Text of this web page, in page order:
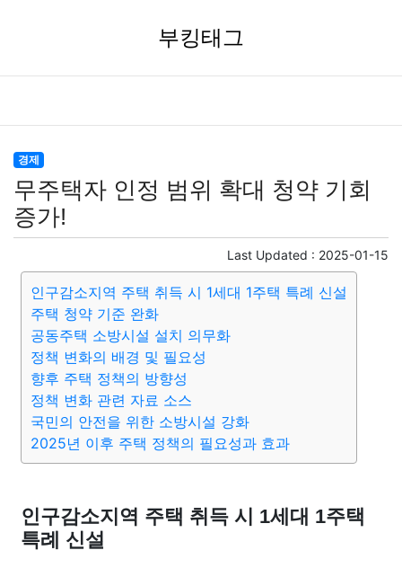
부킹태그
경제
무주택자 인정 범위 확대 청약 기회
증가!
Last Updated : 2025-01-15
인구감소지역 주택 취득 시 1세대 1주택 특례 신설
주택 청약 기준 완화
공동주택 소방시설 설치 의무화
정책 변화의 배경 및 필요성
향후 주택 정책의 방향성
정책 변화 관련 자료 소스
국민의 안전을 위한 소방시설 강화
2025년 이후 주택 정책의 필요성과 효과
인구감소지역 주택 취득 시 1세대 1주택
특례 신설